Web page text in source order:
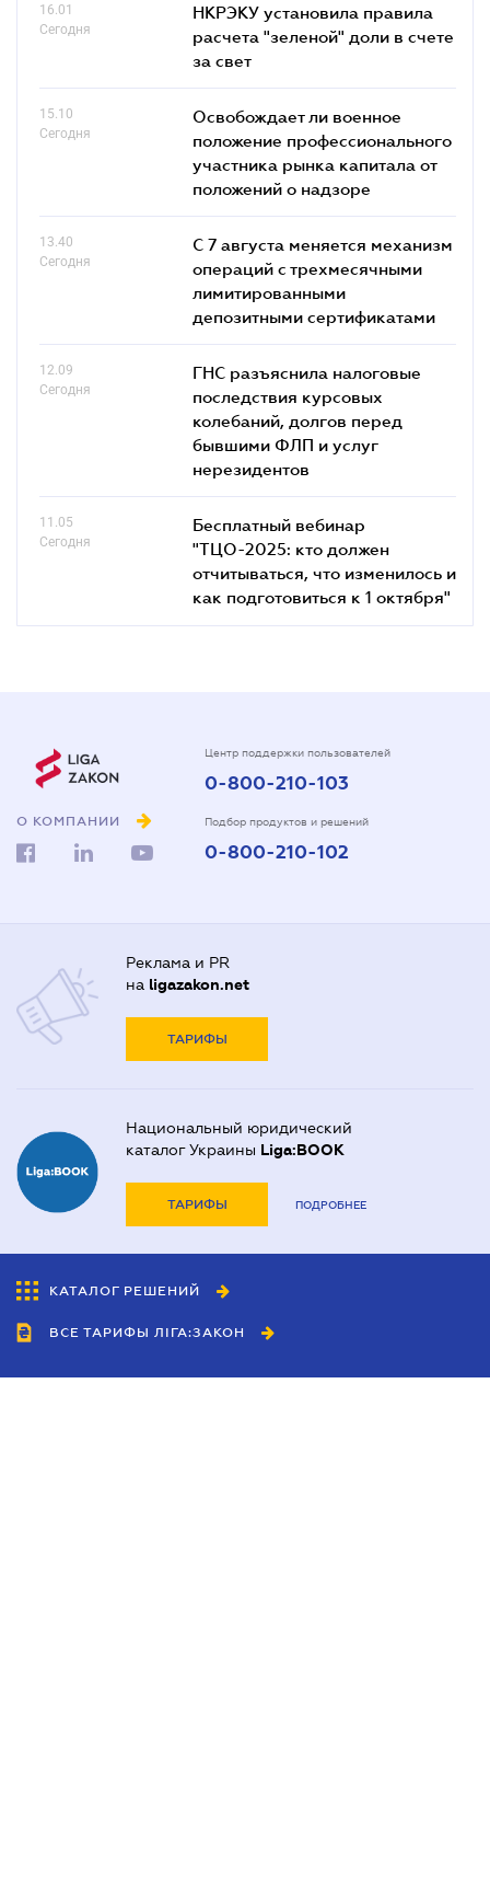
16.01
Сегодня
НКРЭКУ установила правила
расчета "зеленой" доли в счете
за свет
15.10
Сегодня
Освобождает ли военное
положение профессионального
участника рынка капитала от
положений о надзоре
13.40
Сегодня
С 7 августа меняется механизм
операций с трехмесячными
лимитированными
депозитными сертификатами
12.09
Сегодня
ГНС разъяснила налоговые
последствия курсовых
колебаний, долгов перед
бывшими ФЛП и услуг
нерезидентов
11.05
Сегодня
Бесплатный вебинар
"ТЦО-2025: кто должен
отчитываться, что изменилось и
как подготовиться к 1 октября"
О КОМПАНИИ
Центр поддержки пользователей
0-800-210-103
Подбор продуктов и решений
0-800-210-102
Реклама и PR
на ligazakon.net
ТАРИФЫ
Национальный юридический
каталог Украины Liga:BOOK
ТАРИФЫ ПОДРОБНЕЕ
КАТАЛОГ РЕШЕНИЙ
ВСЕ ТАРИФЫ ЛІГА:ЗАКОН